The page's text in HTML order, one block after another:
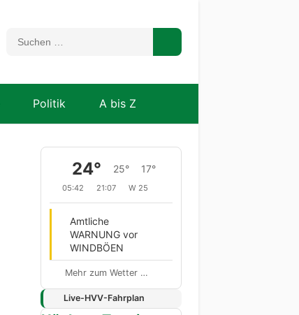
Politik A bis Z
24° 25° 17°
05:42 21:07 W 25
Amtliche
WARNUNG vor
WINDBÖEN
Mehr zum Wetter …
Live-HVV-Fahrplan